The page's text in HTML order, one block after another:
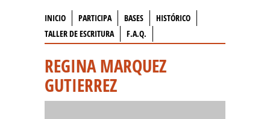
INICIO PARTICIPA BASES
HISTÓRICO
TALLER DE ESCRITURA
F.A.Q.
REGINA MARQUEZ
GUTIERREZ